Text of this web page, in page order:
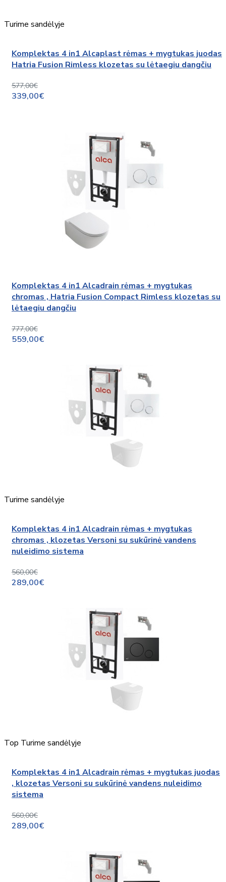
Turime sandėlyje
Komplektas 4 in1 Alcaplast rėmas + mygtukas juodas
Hatria Fusion Rimless klozetas su lėtaegiu dangčiu
577,00€
339,00€
Komplektas 4 in1 Alcadrain rėmas + mygtukas
chromas , Hatria Fusion Compact Rimless klozetas su
lėtaegiu dangčiu
777,00€
559,00€
Turime sandėlyje
Komplektas 4 in1 Alcadrain rėmas + mygtukas
chromas , klozetas Versoni su sukūrinė vandens
nuleidimo sistema
560,00€
289,00€
Top Turime sandėlyje
Komplektas 4 in1 Alcadrain rėmas + mygtukas juodas
, klozetas Versoni su sukūrinė vandens nuleidimo
sistema
560,00€
289,00€